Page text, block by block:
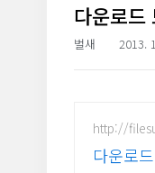
다운로
벌새 2013.
http://
다운로